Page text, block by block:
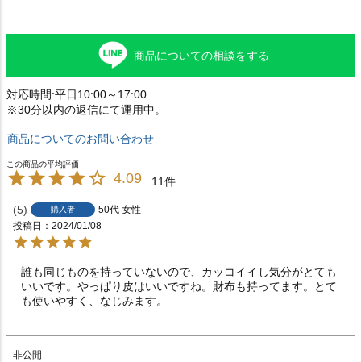
商品についての相談をする
対応時間:平日10:00～17:00
※30分以内の返信にて運用中。
商品についてのお問い合わせ
4.09 11
5 購入者 50代 女性
投稿日
2024/01/08
誰も同じものを持っていないので、カッコイイし気分がとても
いいです。やっぱり皮はいいですね。財布も持ってます。とて
も使いやすく、なじみます。
非公開